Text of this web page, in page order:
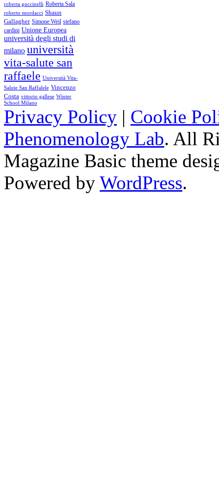
roberta guccinelli Roberta Sala
roberto mordacci Shaun
Gallagher Simone Weil stefano
cardini Unione Europea
università degli studi di
milano università
vita-salute san
raffaele Università Vita-
Salute San Raffalele Vincenzo
Costa vittorio gallese Winter
School Milano
Privacy Policy | Cookie
Phenomenology Lab. All
Magazine Basic theme
Powered by WordPress.